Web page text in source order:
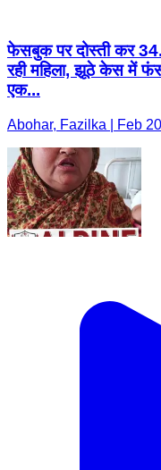
फेसबुक पर दोस्ती कर
रही महिला, झूठे केस में
एक...
Abohar, Fazilka | Feb